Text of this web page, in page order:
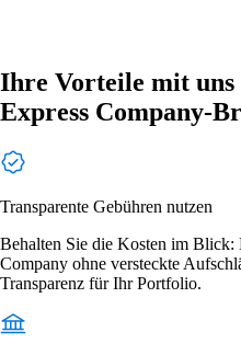
Ihre Vorteile mit
Express Company-
Transparente Gebühren nutzen
Behalten Sie die Kosten im Blick:
Company ohne versteckte
Transparenz für Ihr Portfolio.